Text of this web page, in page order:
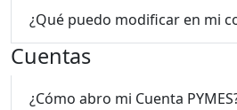
¿Qué puedo modificar en mi
Cuentas
¿Cómo abro mi Cuenta